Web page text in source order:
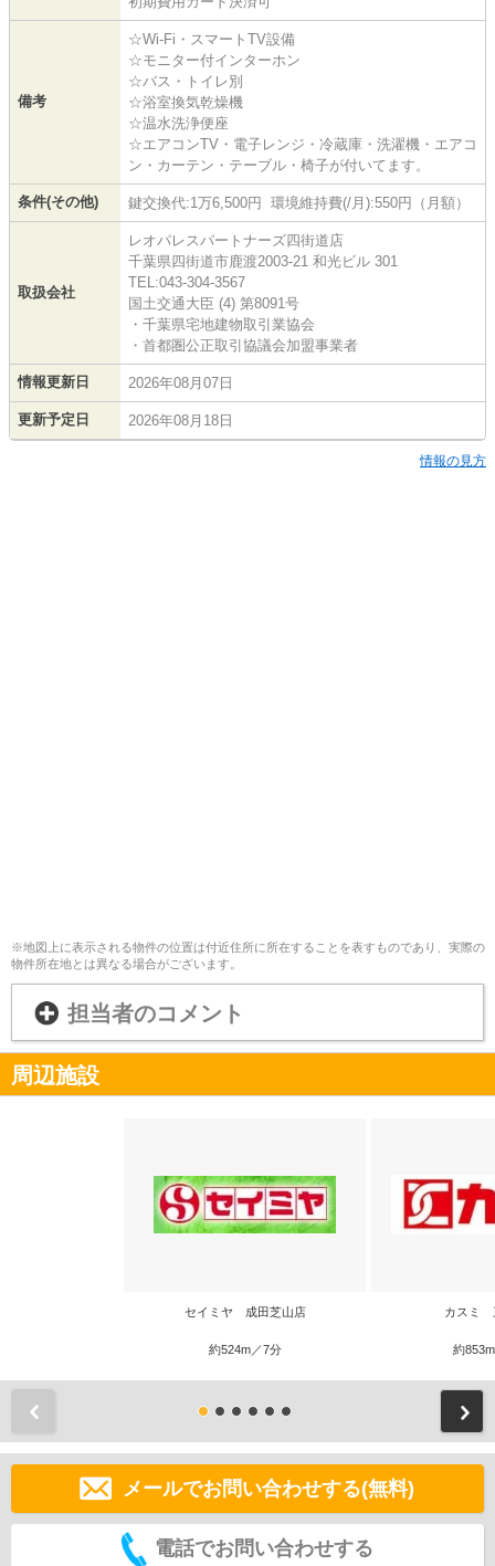
備考
☆Wi-Fi・スマートTV設備
☆モニター付インターホン
☆バス・トイレ別
☆浴室換気乾燥機
☆温水洗浄便座
☆エアコンTV・電子レンジ・冷蔵庫・洗濯機・エアコ
ン・カーテン・テーブル・椅子が付いてます。
条件(その他) 鍵交換代:1万6,500円 環境維持費(/月):550円（月額）
取扱会社
レオパレスパートナーズ四街道店
千葉県四街道市鹿渡2003-21 和光ビル 301
TEL:043-304-3567
国土交通大臣 (4) 第8091号
・千葉県宅地建物取引業協会
・首都圏公正取引協議会加盟事業者
情報更新日 2026年08月07日
更新予定日 2026年08月18日
情報の見方
※地図上に表示される物件の位置は付近住所に所在することを表すものであり、実際の
物件所在地とは異なる場合がございます。
担当者のコメント
周辺施設
セイミヤ 成田芝山店
約524m／7分
カスミ
約
メールでお問い合わせする(無料)
電話でお問い合わせする